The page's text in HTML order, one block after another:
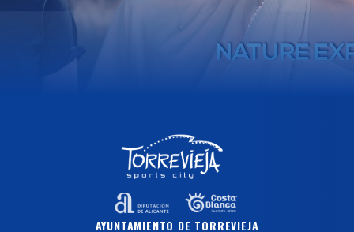
AYUNTAMIENTO DE TORREVIEJA